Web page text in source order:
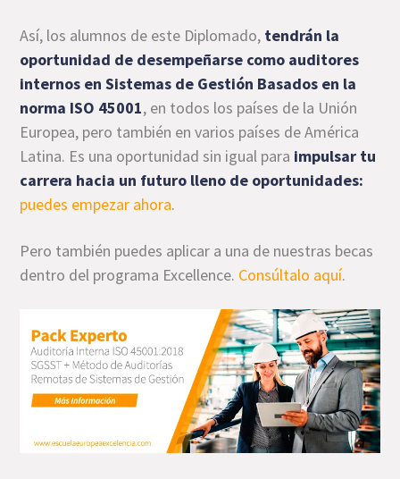
Así, los alumnos de este Diplomado, tendrán la
oportunidad de desempeñarse como auditores
internos en Sistemas de Gestión Basados en la
norma ISO 45001, en todos los países de la Unión
Europea, pero también en varios países de América
Latina. Es una oportunidad sin igual para impulsar tu
carrera hacia un futuro lleno de oportunidades:
puedes empezar ahora.
Pero también puedes aplicar a una de nuestras becas
dentro del programa Excellence. Consúltalo aquí.